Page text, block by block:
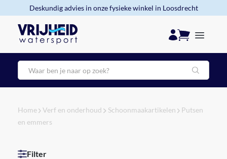
Deskundig advies in onze fysieke winkel in Loosdrecht
Zoeken
Home Verf en onderhoud Schoonmaakartikelen
Putsen
en emmers
Filter